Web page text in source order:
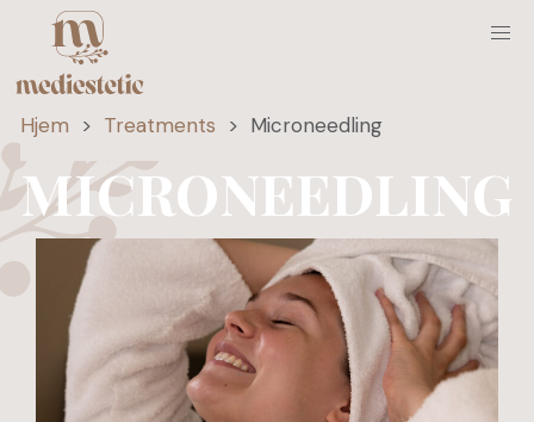
Hjem > Treatments > Microneedling
MICRONEEDLING